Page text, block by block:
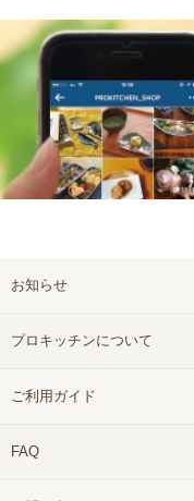
お知らせ
プロキッチンについて
ご利用ガイド
FAQ